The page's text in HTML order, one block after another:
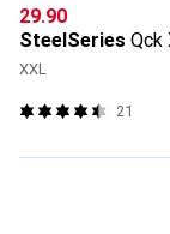
CHF
29.90
SteelSeries Qck
XXL
21